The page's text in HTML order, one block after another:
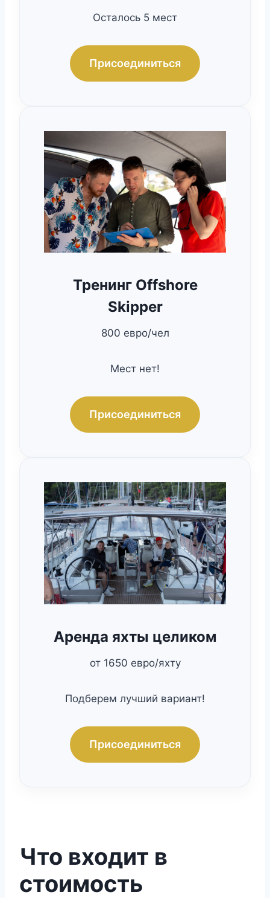
Осталось 5 мест
Присоединиться
Тренинг Offshore
Skipper
800 евро/чел
Мест нет!
Присоединиться
Аренда яхты целиком
от 1650 евро/яхту
Подберем лучший вариант!
Присоединиться
Что входит в
стоимость